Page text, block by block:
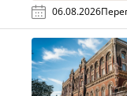
06.08.2026